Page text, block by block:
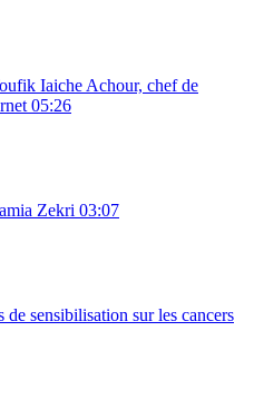
Iaiche Achour, chef de
05:26
Zekri 03:07
de sensibilisation sur les cancers